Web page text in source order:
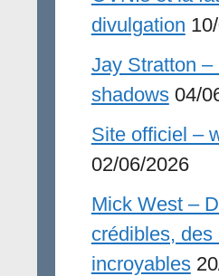
divulgation
Jay Stratton –
shadows 04/
Site officiel –
02/06/2026
Mick West –
crédibles, des
incroyables